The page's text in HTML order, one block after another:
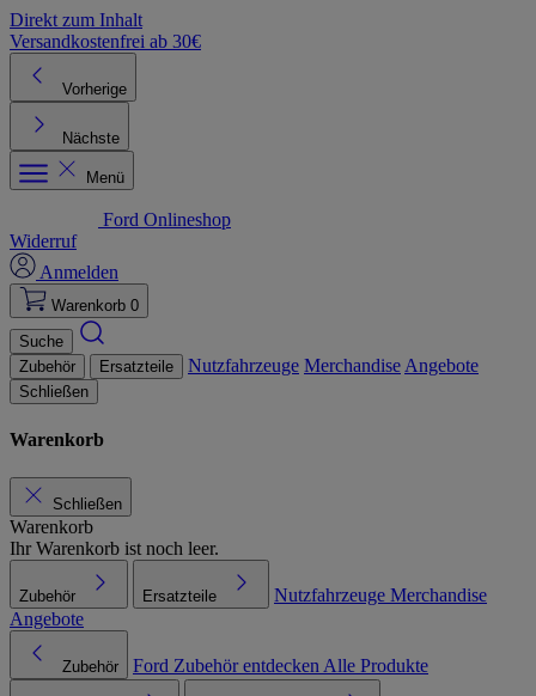
Direkt zum Inhalt
Versandkostenfrei ab 30€
Vorherige
Nächste
Menü
Ford Onlineshop
Widerruf
Anmelden
Warenkorb 0
Suche
Zubehör
Ersatzteile Nutzfahrzeuge Merchandise Angebote
Schließen
Warenkorb
Schließen
Warenkorb
Ihr Warenkorb ist noch leer.
Zubehör Ersatzteile Nutzfahrzeuge Merchandise
Angebote
Zubehör Ford Zubehör entdecken Alle Produkte